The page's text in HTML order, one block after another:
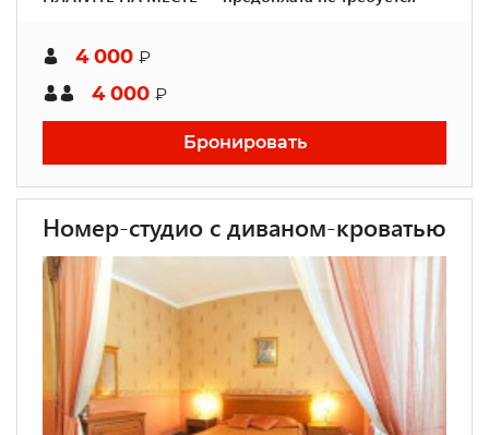
4 000 ₽
4 000 ₽
Бронировать
Номер-студио с диваном-кроватью